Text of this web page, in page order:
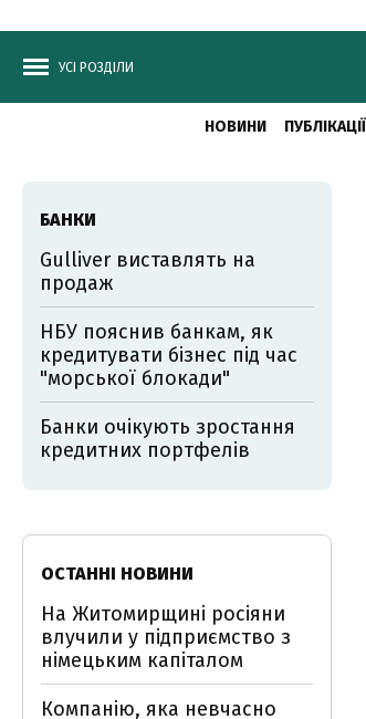
УСІ РОЗДІЛИ
НОВИНИ ПУБЛІКАЦІЇ
БАНКИ
Gulliver виставлять на
продаж
НБУ пояснив банкам, як
кредитувати бізнес під час
"морської блокади"
Банки очікують зростання
кредитних портфелів
ОСТАННІ НОВИНИ
На Житомирщині росіяни
влучили у підприємство з
німецьким капіталом
Компанію, яка невчасно